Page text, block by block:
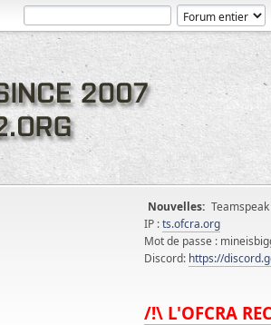
Nouvelles: Teamspeak
IP :ts.ofcra.org
Mot de passe :
Discord: https://
/!\ L'OFCRA